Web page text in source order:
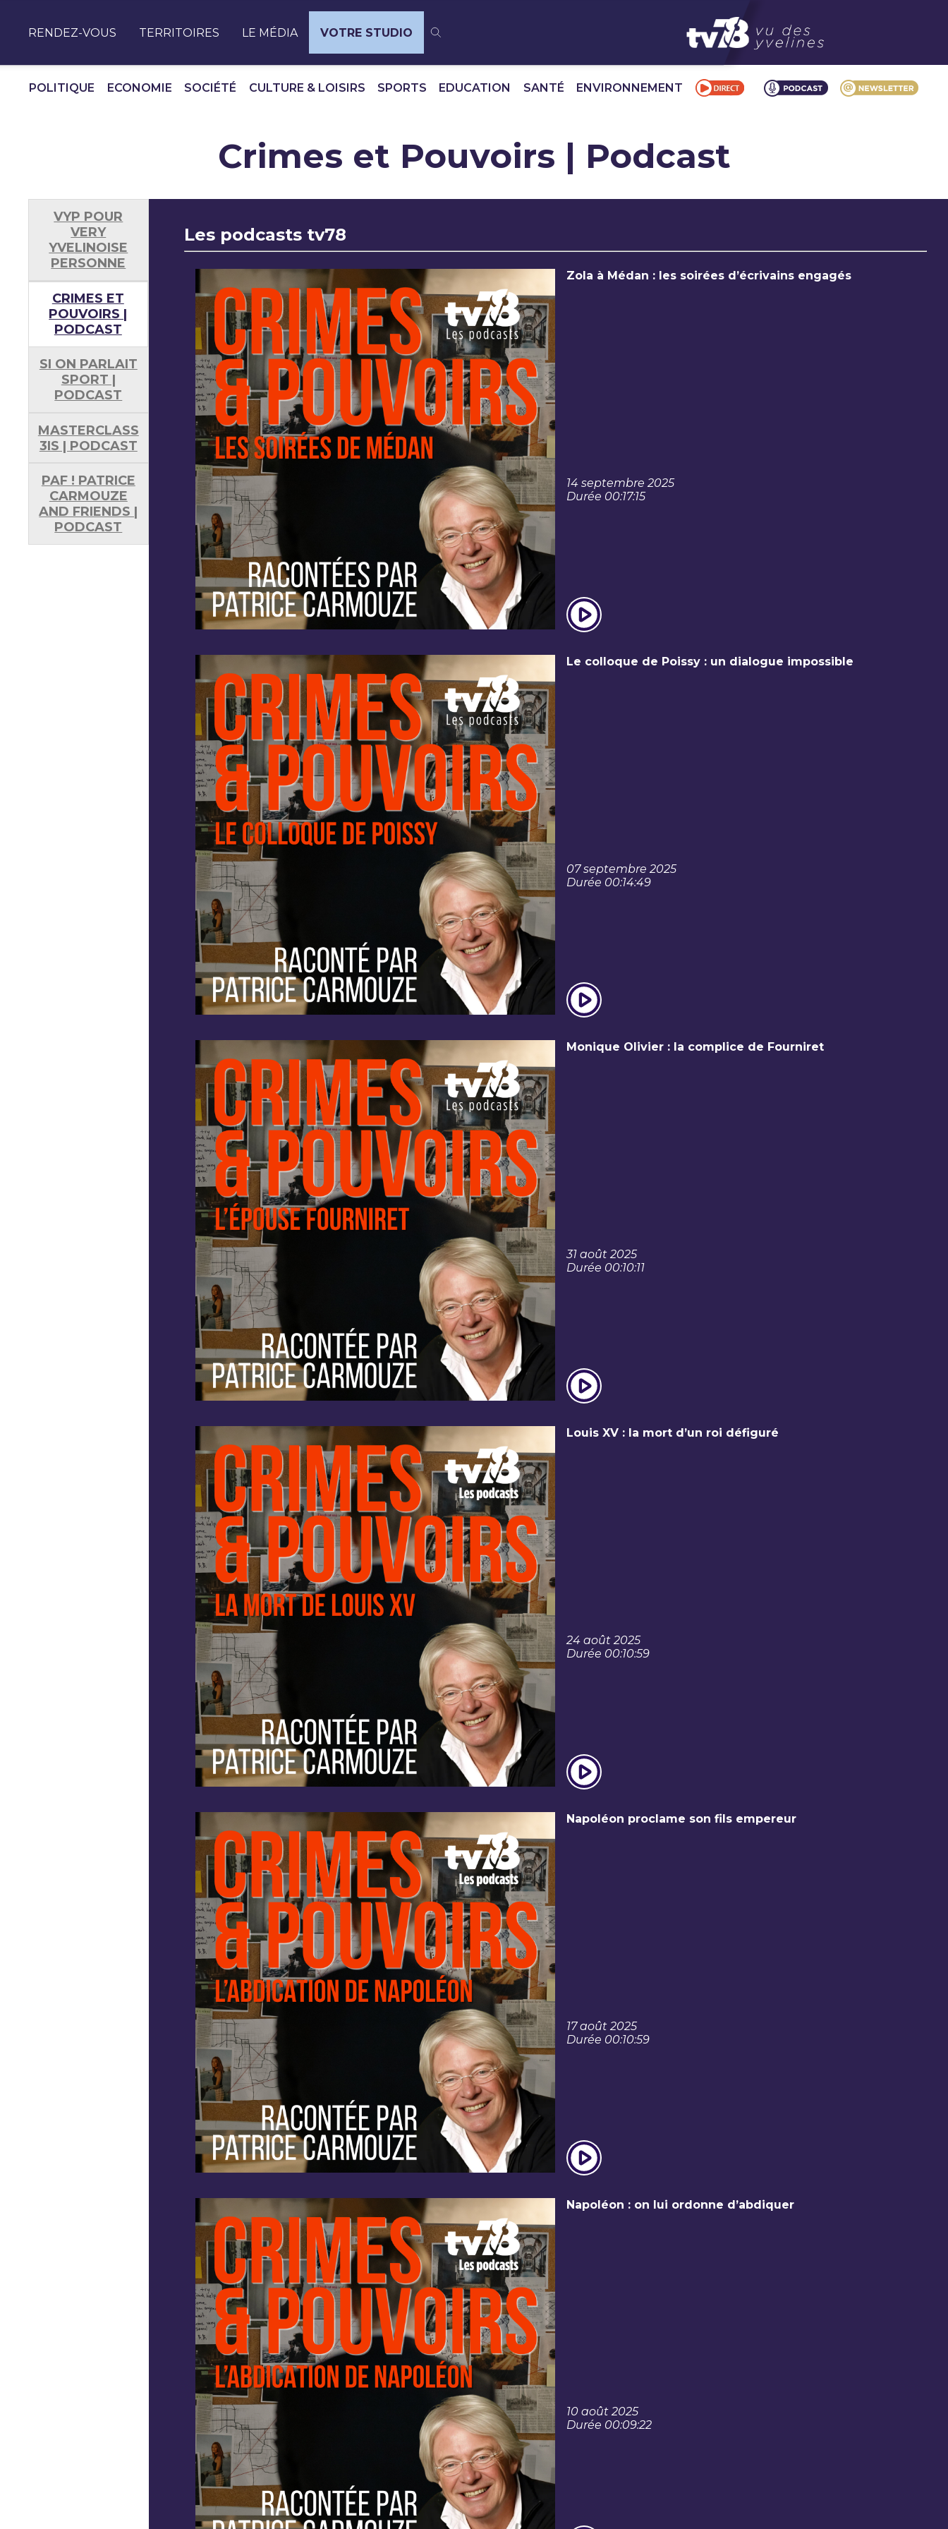
RENDEZ-VOUS TERRITOIRES LE MÉDIA VOTRE STUDIO
POLITIQUE ECONOMIE SOCIÉTÉ CULTURE & LOISIRS SPORTS EDUCATION SANTÉ ENVIRONNEMENT
Crimes et Pouvoirs | Podcast
VYP POUR
VERY
YVELINOISE
PERSONNE
CRIMES ET
POUVOIRS |
PODCAST
SI ON PARLAIT
SPORT |
PODCAST
MASTERCLASS
3IS | PODCAST
PAF ! PATRICE
CARMOUZE
AND FRIENDS |
PODCAST
Les podcasts tv78
Zola à Médan : les soirées d’écrivains engagés
14 septembre 2025
Durée 00:17:15
Le colloque de Poissy : un dialogue impossible
07 septembre 2025
Durée 00:14:49
Monique Olivier : la complice de Fourniret
31 août 2025
Durée 00:10:11
Louis XV : la mort d’un roi défiguré
24 août 2025
Durée 00:10:59
Napoléon proclame son fils empereur
17 août 2025
Durée 00:10:59
Napoléon : on lui ordonne d’abdiquer
10 août 2025
Durée 00:09:22